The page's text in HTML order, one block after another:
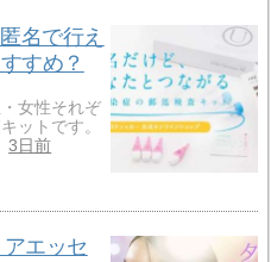
名で行え
すめ？
女性それぞ
ットです。
3日前
エッセ